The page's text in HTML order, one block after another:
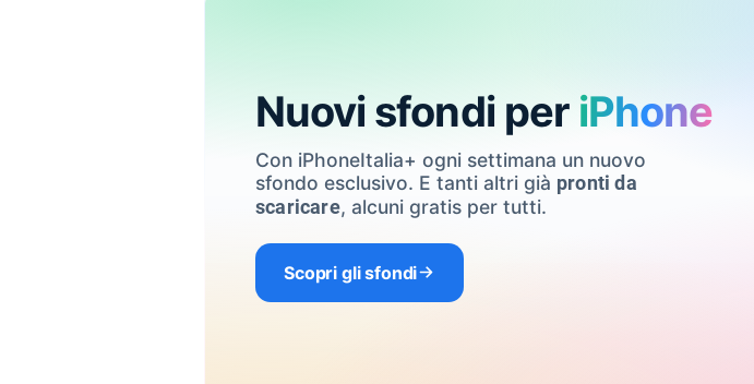
Nuovi sfondi per iPhone
Con iPhoneItalia+ ogni settimana un nuovo
sfondo esclusivo. E tanti altri già pronti da
scaricare, alcuni gratis per tutti.
Scopri gli sfondi